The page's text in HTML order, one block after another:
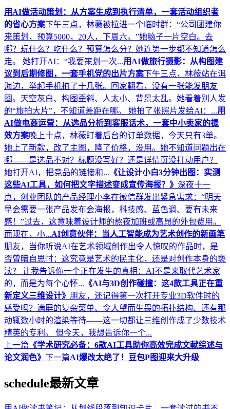
用AI做活动策划：从方案生成到执行清单，一套活动组织者
的省心方案下午三点，林薇被拉进一个临时群：“公司团建你
来策划，预算5000，20人，下周六。”她脑子一片空白。去
哪？玩什么？吃什么？预算怎么分？她连第一步都不知道怎么
走。 她打开AI：“我要策划一次...用AI做旅行摄影：从构图建
议到后期修图，一套手机党的出片方案下午三点，林薇站在洱
海边，举起手机拍了十几张。回家翻看，没有一张能发朋友
圈。天空灰白、构图歪斜、人太小、背景太乱。她看着别人发
的“旅拍大片”，不知道差距在哪。 她拍了张照片发给AI：...用
AI做电商运营：从选品分析到客服话术，一套中小卖家的提
效方案晚上十点，林薇盯着后台的订单数据，今天只有3单。
她上了新款，改了主图，降了价格，没用。她不知道问题出在
哪——是选品不对？标题没写好？还是详情页没打动用户？
她打开AI，把竞品的链接和... 《让设计小白3分钟出图：实测
这些AI工具，如何把文字描述变成宣传海报？》 深夜十一
点，创业团队的产品经理小李在微信群发出紧急需求：“明天
早会需要一张产品发布会海报，科技感、蓝色调、要有未来
感！”过去，这意味着设计师的熬夜加班或高昂的外包费用。
而现在，小...AI创意伙伴：当人工智能成为艺术创作的新画笔
朋友，当你听说AI在艺术领域创作出令人惊叹的作品时，是
否曾暗自思忖：这究竟是艺术的民主化，还是对创作本身的亵
渎？ 让我告诉你一个正在发生的真相：AI不是来取代艺术家
的，而是为每个心怀... 《AI与3D创作碰撞：这4款工具正在重
新定义三维设计》 朋友，还记得第一次打开专业3D软件时的
感受吗？满屏的复杂菜单、令人望而生畏的拓扑结构、还有那
动辄数小时的渲染等待——这一切都让三维创作成了少数技术
精英的专利。 但今天，我想告诉你一个...
上一篇 《学术研究必备：6款AI工具助你高效完成文献综述与
论文润色》 下一篇AI爆改太绝了！豆包P图迎来大升级
schedule最新文章